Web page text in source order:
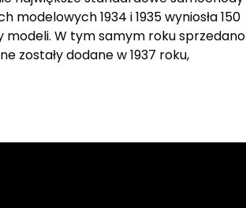
1934 i 1935 wyniosła 150
modeli. W tym samym roku sprzedano
zostały dodane w 1937 roku,